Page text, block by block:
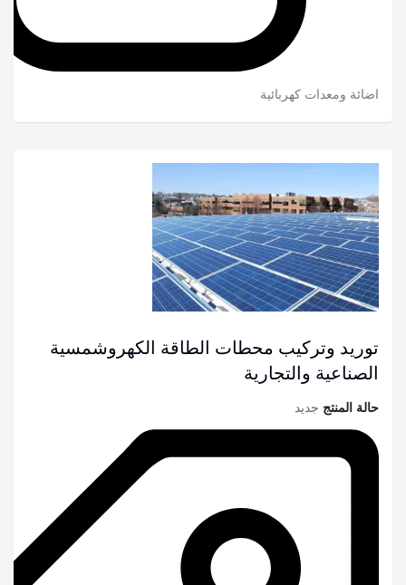
اضائة ومعدات كهربائية
توريد وتركيب محطات الطاقة الكهروشمسية
الصناعية والتجارية
حالة المنتج جديد